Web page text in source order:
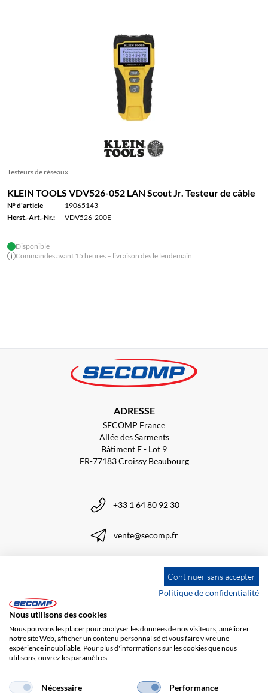
Testeurs de réseaux
KLEIN TOOLS VDV526-052 LAN Scout Jr. Testeur de câble
N° d'article
19065143
Herst.-Art.-Nr.:
VDV526-200E
Disponible
Commandes avant 15 heures – livraison dès le lendemain
ADRESSE
SECOMP France
Allée des Sarments
Bâtiment F - Lot 9
FR-77183 Croissy Beaubourg
+33 1 64 80 92 30
vente@secomp.fr
S'inscrire à la Newsletter
Continuer sans accepter
Politique de confidentialité
Nous utilisons des cookies
Nous pouvons les placer pour analyser les données de nos visiteurs, améliorer
notre site Web, afficher un contenu personnalisé et vous faire vivre une
expérience inoubliable. Pour plus d'informations sur les cookies que nous
utilisons, ouvrez les paramètres.
Nécessaire Performance